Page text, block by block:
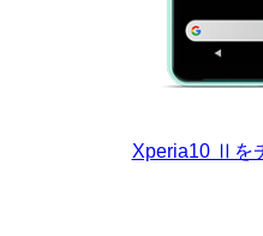
Xperia10 Ⅱを